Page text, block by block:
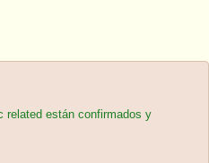
related están confirmados y